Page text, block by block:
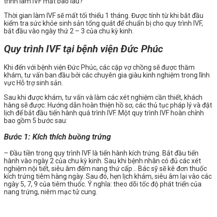
Thời gian làm IVF sẽ mất tối thiểu 1 tháng. Được tính từ khi bắt đầu
kiểm tra sức khỏe sinh sản tổng quát để chuẩn bị cho quy trình IVF,
bắt đầu vào ngày thứ 2 – 3 của chu kỳ kinh.
Quy trình IVF tại bệnh viện Đức Phúc
Khi đến với bệnh viện Đức Phúc, các cặp vợ chồng sẽ được thăm
khám, tư vấn ban đầu bởi các chuyên gia giàu kinh nghiệm trong lĩnh
vực Hỗ trợ sinh sản.
Sau khi được khám, tư vấn và làm các xét nghiệm cần thiết, khách
hàng sẽ được: Hướng dẫn hoàn thiện hồ sơ, các thủ tục pháp lý và đặt
lịch để bắt đầu tiến hành quá trình IVF. Một quy trình IVF hoàn chỉnh
bao gồm 5 bước sau:
Bước 1: Kích thích buồng trứng
– Đầu tiền trong quy trình IVF là tiến hành kích trứng. Bắt đầu tiến
hành vào ngày 2 của chu kỳ kinh. Sau khi bệnh nhân có đủ các xét
nghiệm nội tiết, siêu âm đếm nang thứ cấp… Bác sỹ sẽ kê đơn thuốc
kích trứng tiêm hàng ngày. Sau đó, hẹn lịch khám, siêu âm lại vào các
ngày 5, 7, 9 của tiêm thuốc. Ý nghĩa: theo dõi tốc độ phát triển của
nang trứng, niêm mạc tử cung.